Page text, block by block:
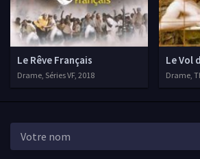
Le Rêve Français
Drame, Séries VF, 2018
Le Vol
Drame,